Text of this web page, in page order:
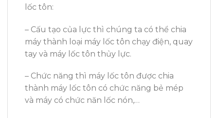
lốc tôn:
– Cấu tạo của lực thì chúng ta có thể chia
máy thành loại máy lốc tôn chạy điện, quay
tay và máy lốc tôn thủy lực.
– Chức năng thì máy lốc tôn được chia
thành máy lốc tôn có chức năng bẻ mép
và máy có chức năn lốc nón,…